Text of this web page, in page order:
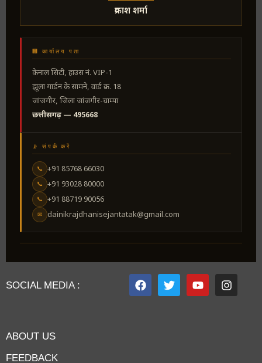
प्रकाश शर्मा
🏢 कार्यालय पता
केनाल सिटी, हाउस नं. VIP-1
झूला गार्डन के सामने, वार्ड क्र. 18
जांजगीर, जिला जांजगीर-चाम्पा
छत्तीसगढ़ — 495668
📡 संपर्क करें
📞 +91 85768 66030
📞 +91 93028 80000
📞 +91 88719 90056
✉ dainikrajdhanisejantatak@gmail.com
SOCIAL MEDIA :
ABOUT US
FEEDBACK